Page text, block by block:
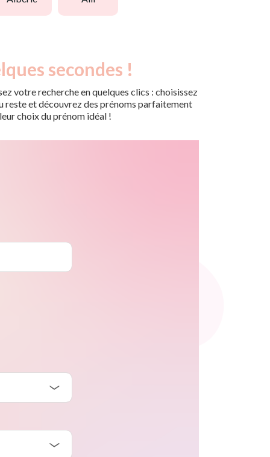
secondes !
votre recherche en quelques clics : choisissez
reste et découvrez des prénoms parfaitement
choix du prénom idéal !